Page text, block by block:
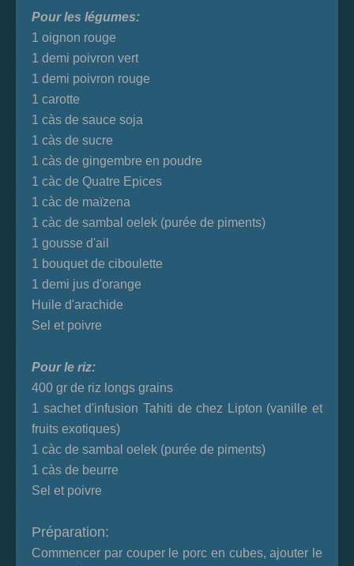
Pour les légumes:
1 oignon rouge
1 demi poivron vert
1 demi poivron rouge
1 carotte
1 càs de sauce soja
1 càs de sucre
1 càs de gingembre en poudre
1 càc de Quatre Epices
1 càc de maïzena
1 càc de sambal oelek (purée de piments)
1 gousse d'ail
1 bouquet de ciboulette
1 demi jus d'orange
Huile d'arachide
Sel et poivre
Pour le riz:
400 gr de riz longs grains
1 sachet d'infusion Tahiti de chez Lipton (vanille et
fruits exotiques)
1 càc de sambal oelek (purée de piments)
1 càs de beurre
Sel et poivre
Préparation:
Commencer par couper le porc en cubes, ajouter le